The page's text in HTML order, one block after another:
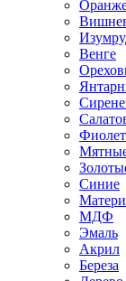
Венге
Синие
МДФ
Эмаль
Акрил
Береза